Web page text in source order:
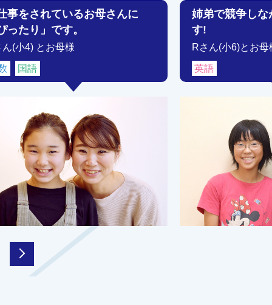
事をされているお母さんに
ったり」です。
ん(小4) とお母様
国語
姉弟で競争し
す!
Rさん(小6)とお母
英語